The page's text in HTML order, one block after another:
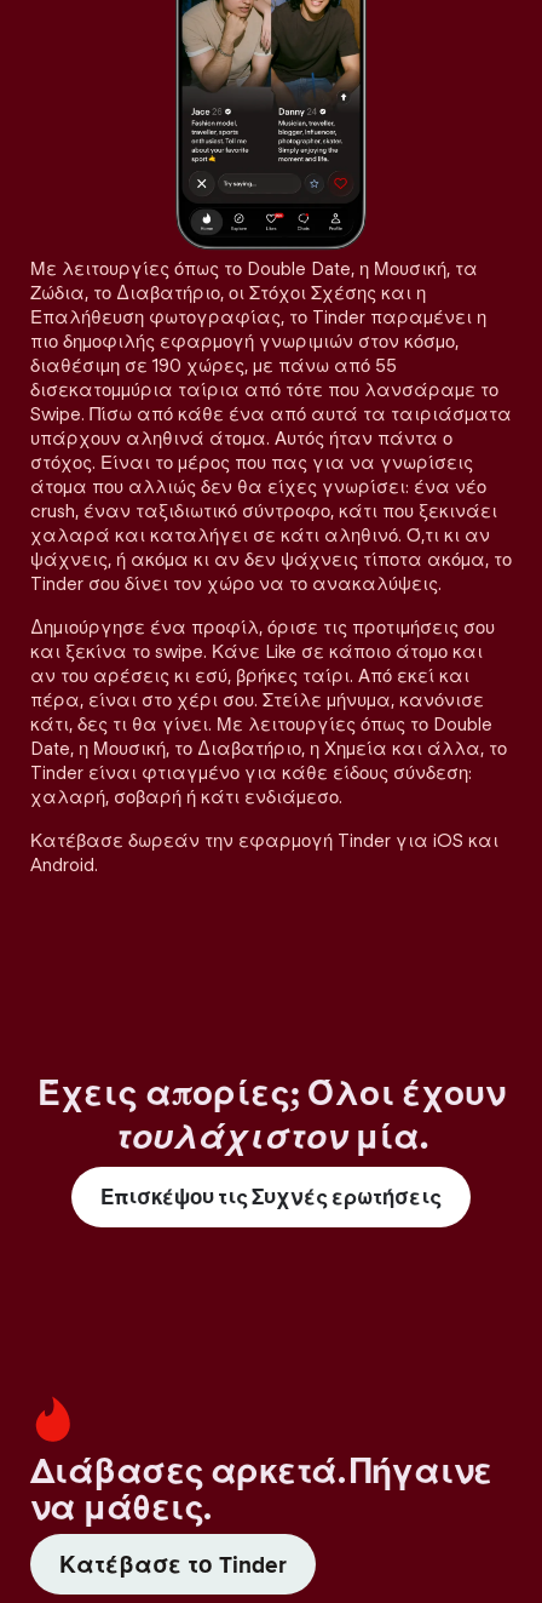
Με λειτουργίες όπως το Double Date, η Μουσική, τα
Ζώδια, το Διαβατήριο, οι Στόχοι Σχέσης και η
Επαλήθευση φωτογραφίας, το Tinder παραμένει η
πιο δημοφιλής εφαρμογή γνωριμιών στον κόσμο,
διαθέσιμη σε 190 χώρες, με πάνω από 55
δισεκατομμύρια ταίρια από τότε που λανσάραμε το
Swipe. Πίσω από κάθε ένα από αυτά τα ταιριάσματα
υπάρχουν αληθινά άτομα. Αυτός ήταν πάντα ο
στόχος. Είναι το μέρος που πας για να γνωρίσεις
άτομα που αλλιώς δεν θα είχες γνωρίσει: ένα νέο
crush, έναν ταξιδιωτικό σύντροφο, κάτι που ξεκινάει
χαλαρά και καταλήγει σε κάτι αληθινό. Ό,τι κι αν
ψάχνεις, ή ακόμα κι αν δεν ψάχνεις τίποτα ακόμα, το
Tinder σου δίνει τον χώρο να το ανακαλύψεις.
Δημιούργησε ένα προφίλ, όρισε τις προτιμήσεις σου
και ξεκίνα το swipe. Κάνε Like σε κάποιο άτομο και
αν του αρέσεις κι εσύ, βρήκες ταίρι. Από εκεί και
πέρα, είναι στο χέρι σου. Στείλε μήνυμα, κανόνισε
κάτι, δες τι θα γίνει. Με λειτουργίες όπως το Double
Date, η Μουσική, το Διαβατήριο, η Χημεία και άλλα, το
Tinder είναι φτιαγμένο για κάθε είδους σύνδεση:
χαλαρή, σοβαρή ή κάτι ενδιάμεσο.
Κατέβασε δωρεάν την εφαρμογή Tinder για iOS και
Android.
Έχεις απορίες; Όλοι έχουν
τουλάχιστονμία.
Επισκέψου τις Συχνές ερωτήσεις
Διάβασες αρκετά. Πήγαινε
να μάθεις.
Κατέβασε το Tinder